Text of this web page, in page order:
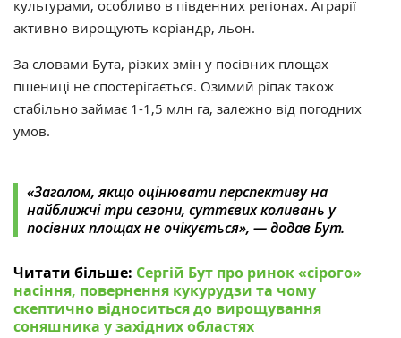
культурами, особливо в південних регіонах. Аграрії
активно вирощують коріандр, льон.
За словами Бута, різких змін у посівних площах
пшениці не спостерігається. Озимий ріпак також
стабільно займає 1-1,5 млн га, залежно від погодних
умов.
«Загалом, якщо оцінювати перспективу на
найближчі три сезони, суттєвих коливань у
посівних площах не очікується», — додав Бут.
Читати більше: Сергій Бут про ринок «сірого»
насіння, повернення кукурудзи та чому
скептично відноситься до вирощування
соняшника у західних областях